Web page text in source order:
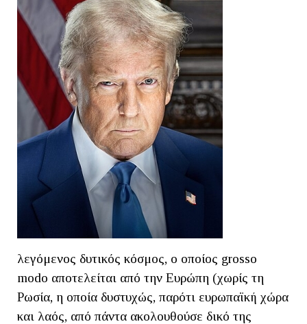
λεγόμενος δυτικός κόσμος, ο οποίος grosso
modo αποτελείται από την Ευρώπη (χωρίς τη
Ρωσία, η οποία δυστυχώς, παρότι ευρωπαϊκή χώρα
και λαός, από πάντα ακολουθούσε δικό της